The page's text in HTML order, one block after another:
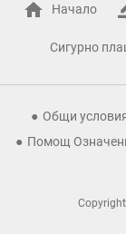
Начало
Сигурно
Общи
Помощ